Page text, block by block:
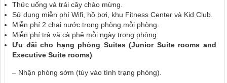
Thức uống và trái cây chào mừng.
Sử dụng miễn phí Wifi, hồ bơi, khu Fitness Center và Kid Club.
Miễn phí 2 chai nước trong phòng mỗi phòng.
Miễn phí trà và cà phê mỗi ngày trong phòng.
Ưu đãi cho hạng phòng Suites (Junior Suite rooms and
Executive Suite rooms)
– Nhận phòng sớm (tùy vào tình trạng phòng).